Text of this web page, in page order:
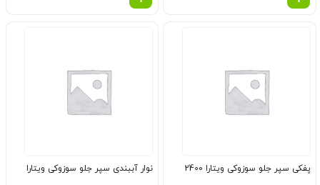
پفكی سپر جلو سوزوکی ویتارا 2400 نوار آببندی سپر جلو سوزوکی ویتارا